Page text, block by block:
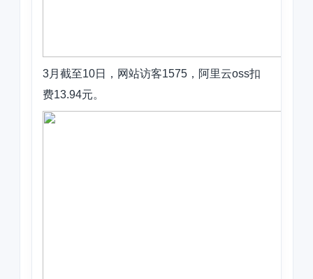
3月截至10日，网站访客1575，阿里云oss扣
费13.94元。